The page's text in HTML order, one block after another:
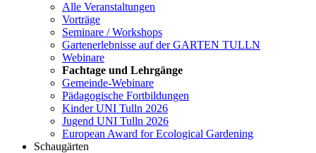
Alle Veranstaltungen
Vorträge
Seminare / Workshops
Gartenerlebnisse auf der GARTEN TULLN
Webinare
Fachtage und Lehrgänge
Gemeinde-Webinare
Pädagogische Fortbildungen
Kinder UNI Tulln 2026
Jugend UNI Tulln 2026
European Award for Ecological Gardening
Schaugärten